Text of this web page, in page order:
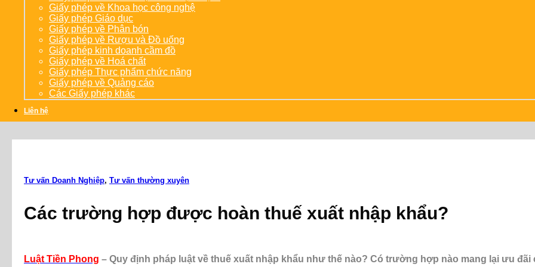
Giấy phép về Khoa học công nghệ
Giấy phép Giáo dục
Giấy phép về Phân bón
Giấy phép về Rượu và Đồ uống
Giấy phép kinh doanh cầm đồ
Giấy phép về Hoá chất
Giấy phép Thực phẩm chức năng
Giấy phép về Quảng cáo
Các Giấy phép khác
Liên hệ
Tư vấn Doanh Nghiệp, Tư vấn thường xuyên
Các trường hợp được hoàn thuế xuất nhập khẩu?
Luật Tiền Phong – Quy định pháp luật về thuế xuất nhập khẩu như thế nào? Có trường hợp nào mang lại ưu